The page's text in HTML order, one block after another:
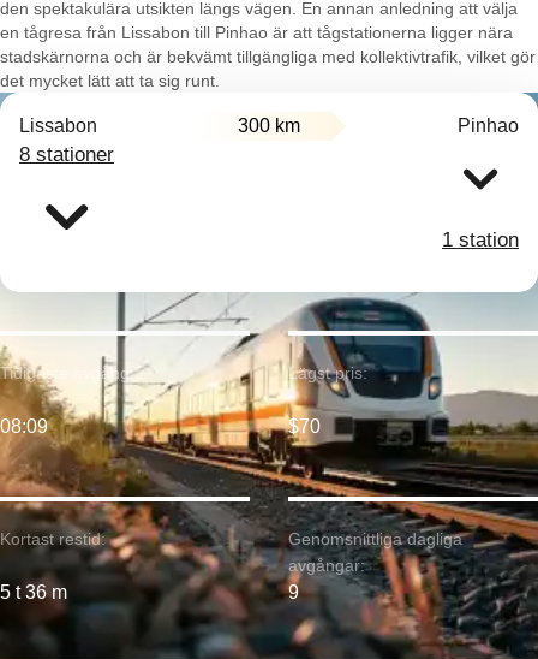
den spektakulära utsikten längs vägen. En annan anledning att välja
en tågresa från Lissabon till Pinhao är att tågstationerna ligger nära
stadskärnorna och är bekvämt tillgängliga med kollektivtrafik, vilket gör
det mycket lätt att ta sig runt.
Lissabon 300 km Pinhao
8 stationer
1 station
Kortast restid:
5 t 36 m
Tidigaste avgång:
08:09
Lägst pris:
$70
Genomsnittliga dagliga
avgångar:
9